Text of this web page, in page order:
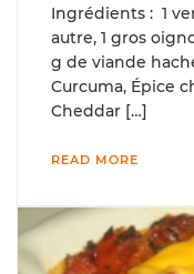
Ingrédients : 1
autre, 1 gros
g de viande
Curcuma, Épice
Cheddar […]
READ MORE